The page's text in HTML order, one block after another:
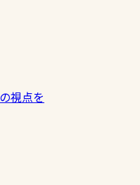
視点を